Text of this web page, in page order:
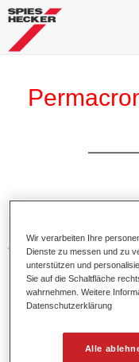
Permacron Speed
Beilackierverfahren
Autolack 275.
Produktmerkmale
Bietet eine einfache
Führt zu einem
Altlackierung.
Wir verarbeiten Ihre
Dienste zu messen und zu
unterstützen und
Sie auf die Schaltfläche
wahrnehmen. Weitere
Datenschutzerklärung
Alle